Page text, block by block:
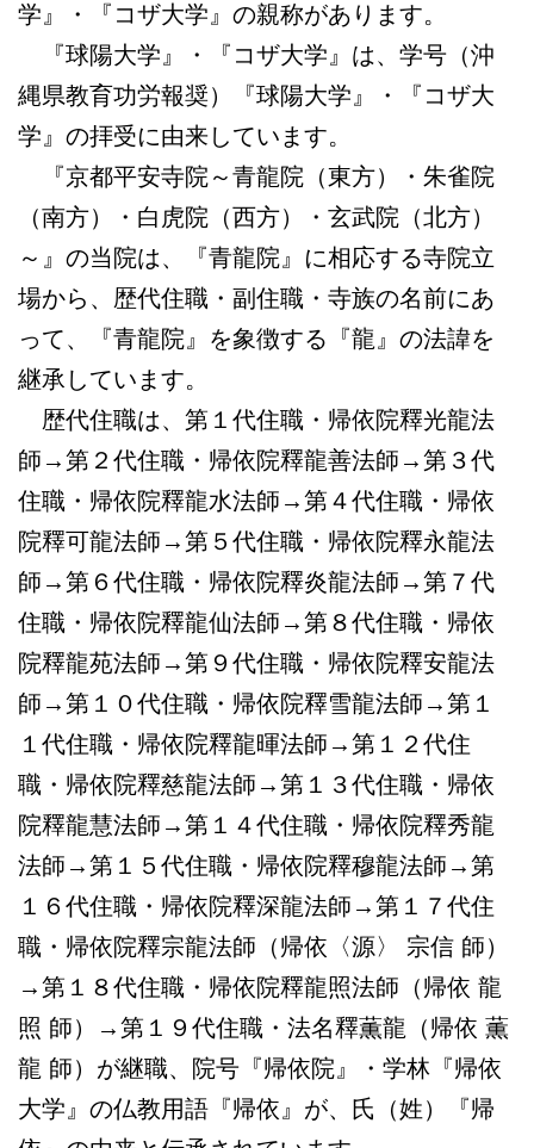
学』・『コザ大学』の親称があります。
『球陽大学』・『コザ大学』は、学号（沖
縄県教育功労報奨）『球陽大学』・『コザ大
学』の拝受に由来しています。
『京都平安寺院～青龍院（東方）・朱雀院
（南方）・白虎院（西方）・玄武院（北方）
～』の当院は、『青龍院』に相応する寺院立
場から、歴代住職・副住職・寺族の名前にあ
って、『青龍院』を象徴する『龍』の法諱を
継承しています。
歴代住職は、第１代住職・帰依院釋光龍法
師→第２代住職・帰依院釋龍善法師→第３代
住職・帰依院釋龍水法師→第４代住職・帰依
院釋可龍法師→第５代住職・帰依院釋永龍法
師→第６代住職・帰依院釋炎龍法師→第７代
住職・帰依院釋龍仙法師→第８代住職・帰依
院釋龍苑法師→第９代住職・帰依院釋安龍法
師→第１０代住職・帰依院釋雪龍法師→第１
１代住職・帰依院釋龍暉法師→第１２代住
職・帰依院釋慈龍法師→第１３代住職・帰依
院釋龍慧法師→第１４代住職・帰依院釋秀龍
法師→第１５代住職・帰依院釋穆龍法師→第
１６代住職・帰依院釋深龍法師→第１７代住
職・帰依院釋宗龍法師（帰依〈源〉 宗信 師）
→第１８代住職・帰依院釋龍照法師（帰依 龍
照 師）→第１９代住職・法名釋薫龍（帰依 薫
龍 師）が継職、院号『帰依院』・学林『帰依
大学』の仏教用語『帰依』が、氏（姓）『帰